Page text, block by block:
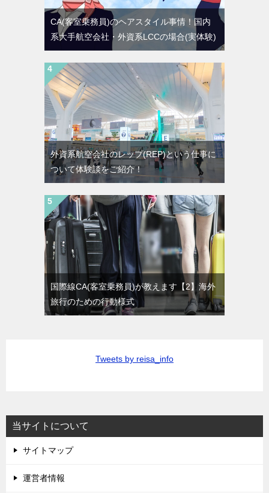
CA(客室乗務員)のヘアスタイル事情！国内
系大手航空会社・外資系LCCの場合(実体験)
外資系航空会社のレップ(REP)という仕事に
ついて体験談をご紹介！
国際線CA(客室乗務員)が教えます【2】海外
旅行のための行動様式
Tweets by reisa_info
当サイトについて
サイトマップ
運営者情報